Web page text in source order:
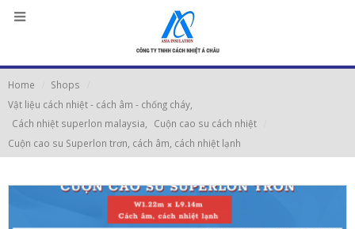
Home
Shops
Vật liệu cách nhiệt - cách âm - chống cháy
Cách nhiệt superlon malaysia
Cuộn cao su cách nhiệt
Cuộn cao su Superlon trơn, cách âm, cách nhiệt lạnh